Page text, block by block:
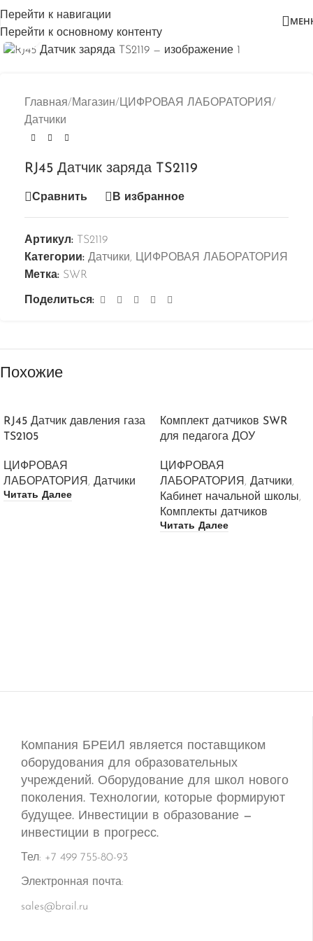
Перейти к навигации
Перейти к основному контенту
Нажмите, чтобы увеличить
Главная/Магазин/ЦИФРОВАЯ ЛАБОРАТОРИЯ/
Датчики
RJ45 Датчик заряда TS2119
Сравнить В избранное
Артикул: TS2119
Категории: Датчики, ЦИФРОВАЯ ЛАБОРАТОРИЯ
Метка: SWR
Поделиться:
Похожие
RJ45 Датчик давления газа
TS2105
ЦИФРОВАЯ
ЛАБОРАТОРИЯ, Датчики
Читать Далее
Комплект датчиков SWR
для педагога ДОУ
ЦИФРОВАЯ
ЛАБОРАТОРИЯ, Датчики,
Кабинет начальной школы,
Комплекты датчиков
Читать Далее
Компания БРЕИЛ является поставщиком
оборудования для образовательных
учреждений. Оборудование для школ нового
поколения. Технологии, которые формируют
будущее. Инвестиции в образование —
инвестиции в прогресс.
Тел: +7 499 755-80-93
Электронная почта:
sales@brail.ru